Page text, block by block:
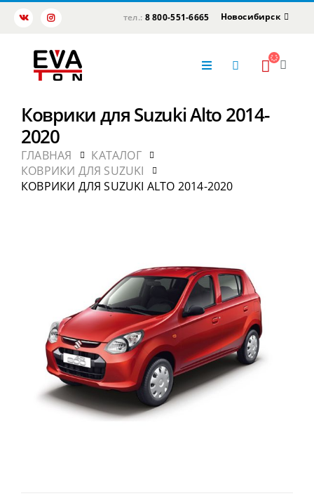
тел.: 8 800-551-6665 Новосибирск
Коврики для Suzuki Alto 2014-
2020
ГЛАВНАЯ
КАТАЛОГ
КОВРИКИ ДЛЯ SUZUKI
КОВРИКИ ДЛЯ SUZUKI ALTO 2014-2020